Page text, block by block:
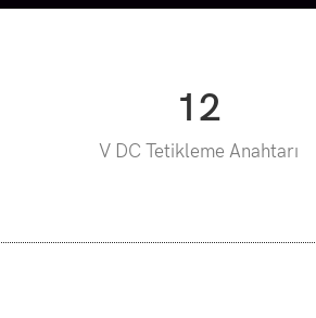
12
V DC Tetikleme Anahtarı